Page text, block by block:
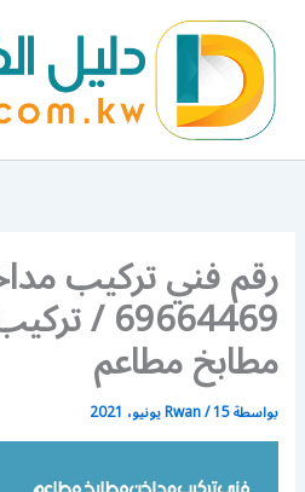
المحتوى
رقم فني تركيب
مطابخ مطاعم
بواسطة Rwan/15 يونيو، 2021